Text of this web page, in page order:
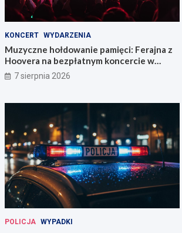
KONCERT WYDARZENIA
Muzyczne hołdowanie pamięci: Ferajna z
Hoovera na bezpłatnym koncercie w
Wrocławiu
7 sierpnia 2026
POLICJA WYPADKI